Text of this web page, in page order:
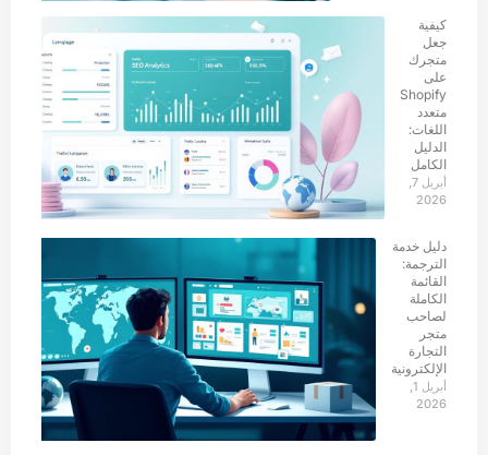
كيفية
جعل
متجرك
على
Shopify
متعدد
اللغات:
الدليل
الكامل
أبريل 7,
2026
دليل خدمة
الترجمة:
القائمة
الكاملة
لصاحب
متجر
التجارة
الإلكترونية
أبريل 1,
2026